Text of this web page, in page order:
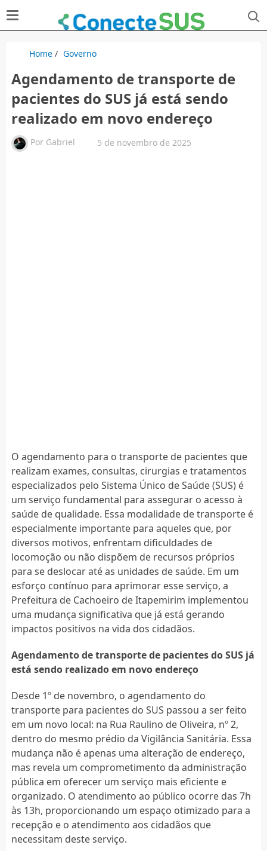
Home/ Governo
Agendamento de transporte de
pacientes do SUS já está sendo
realizado em novo endereço
Por Gabriel 5 de novembro de 2025
O agendamento para o transporte de pacientes que
realizam exames, consultas, cirurgias e tratamentos
especializados pelo Sistema Único de Saúde (SUS) é
um serviço fundamental para assegurar o acesso à
saúde de qualidade. Essa modalidade de transporte é
especialmente importante para aqueles que, por
diversos motivos, enfrentam dificuldades de
locomoção ou não dispõem de recursos próprios
para se deslocar até as unidades de saúde. Em um
esforço contínuo para aprimorar esse serviço, a
Prefeitura de Cachoeiro de Itapemirim implementou
uma mudança significativa que já está gerando
impactos positivos na vida dos cidadãos.
Agendamento de transporte de pacientes do SUS já
está sendo realizado em novo endereço
Desde 1º de novembro, o agendamento do
transporte para pacientes do SUS passou a ser feito
em um novo local: na Rua Raulino de Oliveira, nº 2,
dentro do mesmo prédio da Vigilância Sanitária. Essa
mudança não é apenas uma alteração de endereço,
mas revela um comprometimento da administração
pública em oferecer um serviço mais eficiente e
organizado. O atendimento ao público ocorre das 7h
às 13h, proporcionando um espaço otimizado para a
recepção e o atendimento aos cidadãos que
necessitam deste serviço.